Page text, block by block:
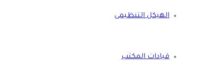
الهيكل التنظيمى
قيادات المكتب